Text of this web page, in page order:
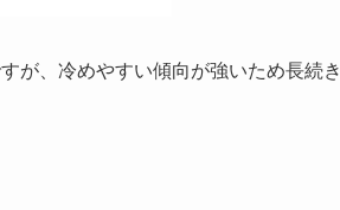
が、冷めやすい傾向が強いため長続き